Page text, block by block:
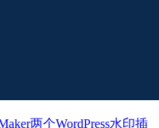
两个WordPress水印插